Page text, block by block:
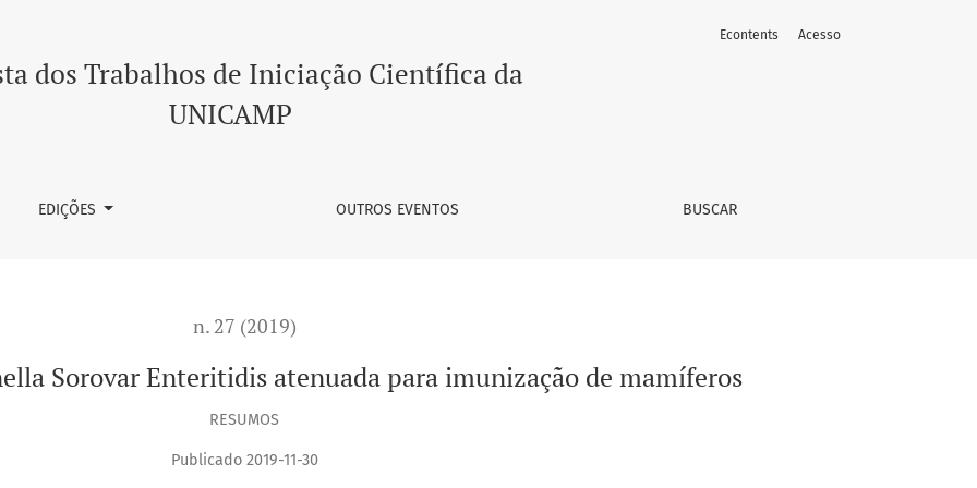
para imunização de mamíferos
dos Trabalhos de Iniciação Científica da
UNICAMP
EDIÇÕES OUTROS EVENTOS BUSCAR
Econtents Acesso
n. 27 (2019)
Sorovar Enteritidis atenuada para imunização de mamíferos
RESUMOS
Publicado 2019-11-30